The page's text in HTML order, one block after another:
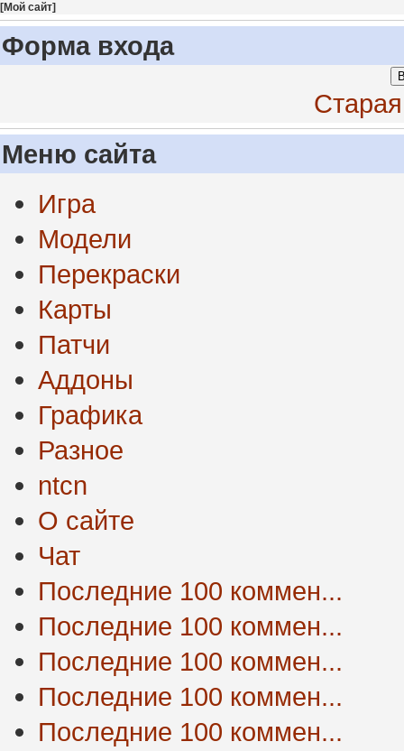
[Мой сайт]
Форма входа
Меню сайта
Игра
Модели
Перекраски
Карты
Патчи
Аддоны
Графика
Разное
ntcn
О сайте
Чат
Последние 100 коммен...
Последние 100 коммен...
Последние 100 коммен...
Последние 100 коммен...
Последние 100 коммен...